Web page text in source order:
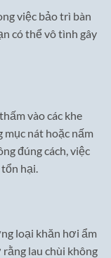
việc bảo trì bàn
có thể vô tình gây
vào các khe
nát hoặc nấm
đúng cách, việc
hại.
loại khăn hơi ẩm
lau chùi không